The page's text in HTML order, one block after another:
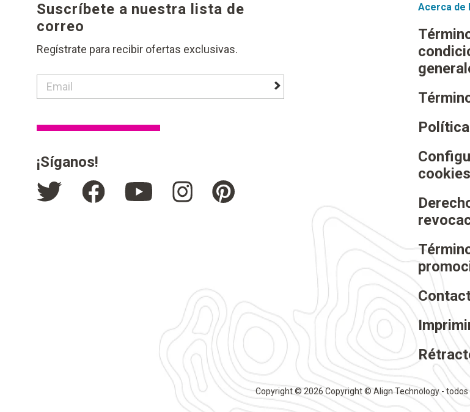
Suscríbete a nuestra lista de
correo
Regístrate para recibir ofertas exclusivas.
contact email label
footer newsletter signup button
¡Síganos!
Acerca de
cookies
Copyright © 2026 Copyright © Align Technology - todos